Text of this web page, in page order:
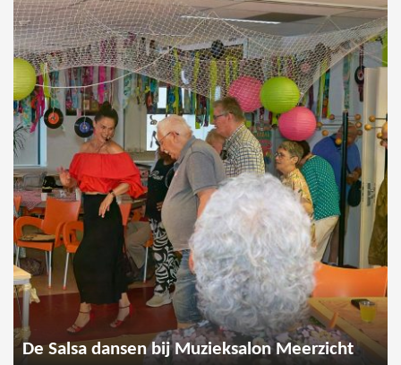
De Salsa dansen bij Muzieksalon Meerzicht